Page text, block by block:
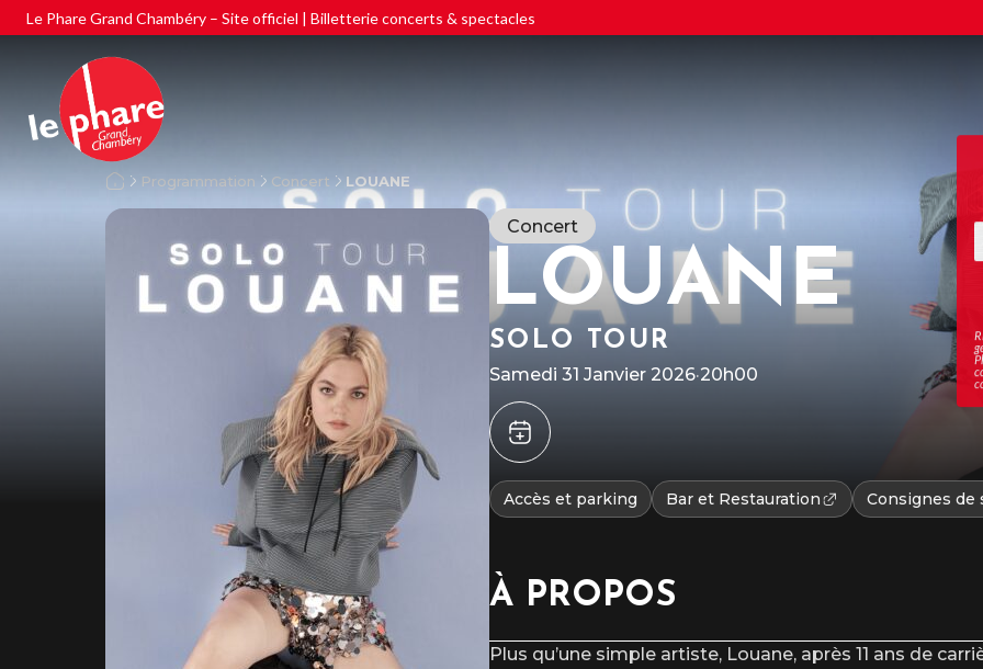
Le Phare Grand Chambéry – Site officiel | Billetterie concerts & spectacles
Programmation Concert LOUANE
Concert
LOUANE
SOLO TOUR
Samedi 31 Janvier 2026·20h00
Accès et parking Bar et Restauration Consignes de
À PROPOS
Plus qu’une simple artiste, Louane, après 11 ans de